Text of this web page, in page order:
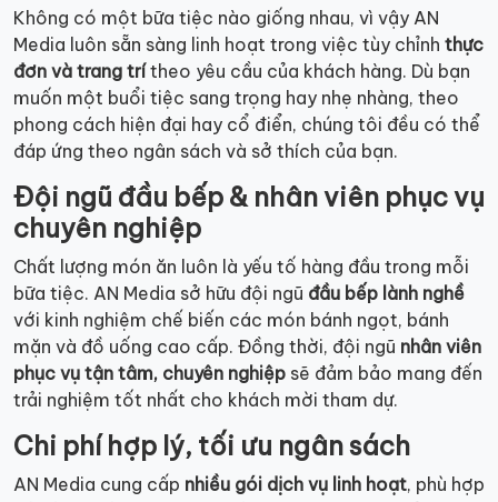
Không có một bữa tiệc nào giống nhau, vì vậy AN
Media luôn sẵn sàng linh hoạt trong việc tùy chỉnh thực
đơn và trang trítheo yêu cầu của khách hàng. Dù bạn
muốn một buổi tiệc sang trọng hay nhẹ nhàng, theo
phong cách hiện đại hay cổ điển, chúng tôi đều có thể
đáp ứng theo ngân sách và sở thích của bạn.
Đội ngũ đầu bếp & nhân viên phục vụ
chuyên nghiệp
Chất lượng món ăn luôn là yếu tố hàng đầu trong mỗi
bữa tiệc. AN Media sở hữu đội ngũ đầu bếp lành nghề
với kinh nghiệm chế biến các món bánh ngọt, bánh
mặn và đồ uống cao cấp. Đồng thời, đội ngũ nhân viên
phục vụ tận tâm, chuyên nghiệp sẽ đảm bảo mang đến
trải nghiệm tốt nhất cho khách mời tham dự.
Chi phí hợp lý, tối ưu ngân sách
AN Media cung cấp nhiều gói dịch vụ linh hoạt, phù hợp